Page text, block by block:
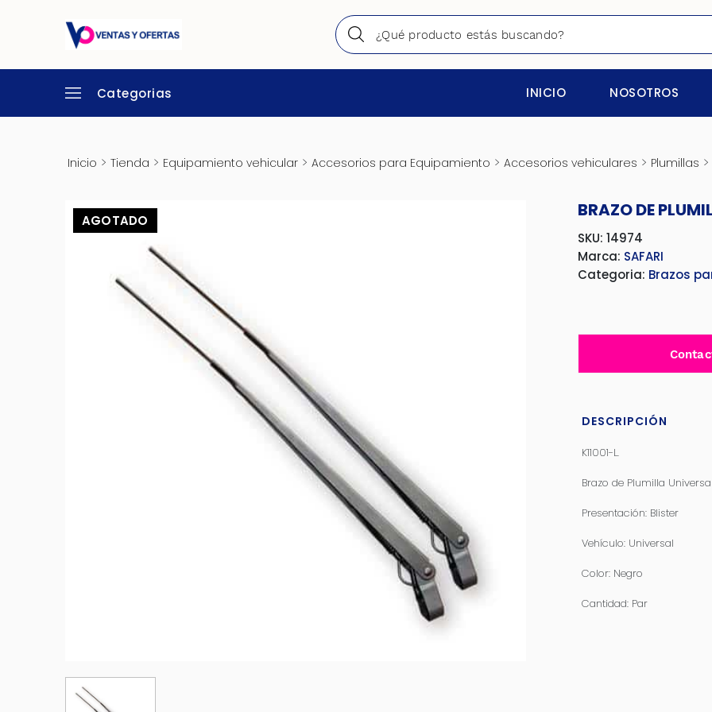
Categorias INICIO NOSOTROS
Inicio > Tienda > Equipamiento vehicular> Accesorios para Equipamiento > Accesorios vehiculares > Plumillas >
AGOTADO BRAZO DE
SKU: 14974
Marca: SAFARI
Categoria: Brazos
DESCRIPCIÓN
K11001-L.
Brazo de Plumilla
Presentación: Blister
Vehículo: Universal
Color: Negro
Cantidad: Par